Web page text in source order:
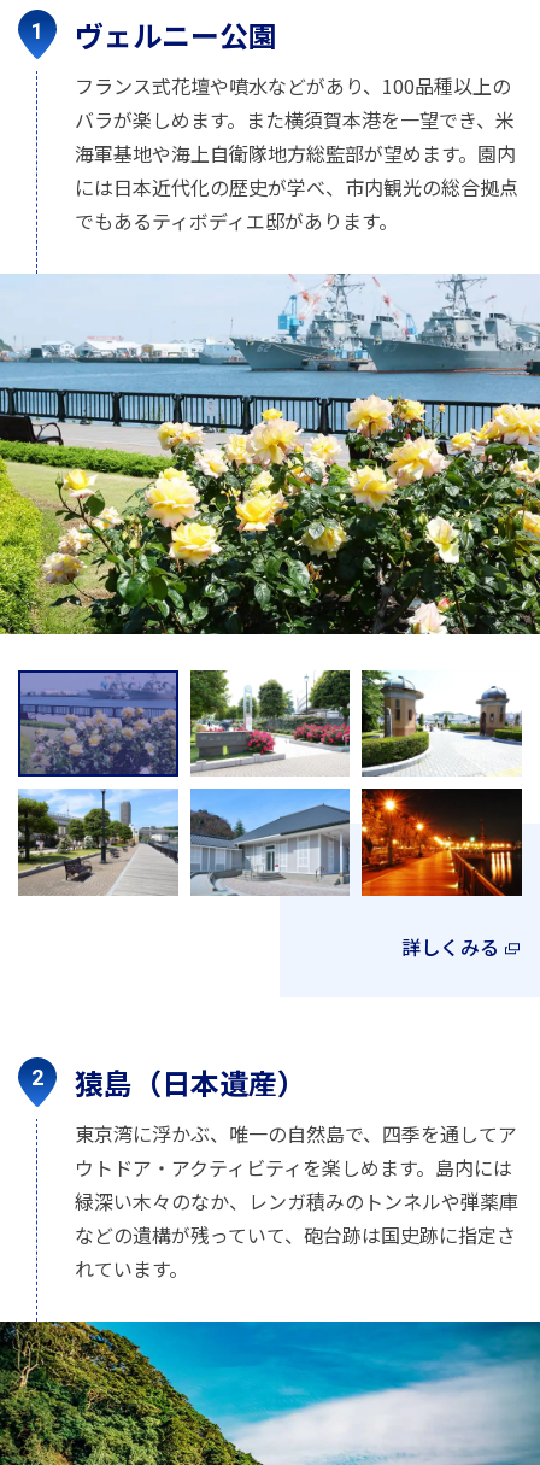
ヴェルニー公園
フランス式花壇や噴水などがあり、100品種以上の
バラが楽しめます。また横須賀本港を一望でき、米
海軍基地や海上自衛隊地方総監部が望めます。園内
には日本近代化の歴史が学べ、市内観光の総合拠点
でもあるティボディエ邸があります。
詳しくみる
猿島（日本遺産）
東京湾に浮かぶ、唯一の自然島で、四季を通してア
ウトドア・アクティビティを楽しめます。島内には
緑深い木々のなか、レンガ積みのトンネルや弾薬庫
などの遺構が残っていて、砲台跡は国史跡に指定さ
れています。